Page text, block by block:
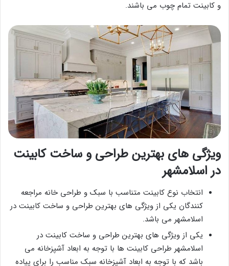
و کابینت تمام چوب می باشند.
ویژگی های بهترین طراحی و ساخت کابینت
در اسلامشهر
انتخاب نوع کابینت متناسب با سبک و طراحی خانه مراجعه
کنندگان یکی از ویژگی های بهترین طراحی و ساخت کابینت در
اسلامشهر می باشد.
یکی از ویژگی های بهترین طراحی و ساخت کابینت در
اسلامشهر طراحی کابینت ها با توجه به ابعاد آشپزخانه می
باشد که با توجه به ابعاد آشپزخانه سبک مناسب را برای پیاده